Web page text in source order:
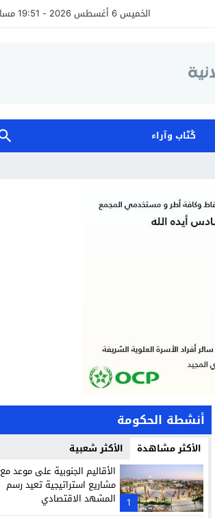
الخميس 6 أغسطس 2026 - 19:51 مساءً
كُتّاب وآراء
أنشطة الحكومة
الأكثر مشاهدة الأكثر شعبية
1
الأقاليم الجنوبية على موعد مع
مشاريع استراتيجية تعيد رسم
المشهد الاقتصادي